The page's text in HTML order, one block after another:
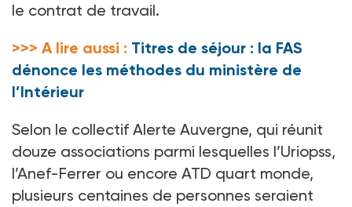
le contrat de travail.
>>> A lire aussi : Titres de séjour : la FAS
dénonce les méthodes du ministère de
l’Intérieur
Selon le collectif Alerte Auvergne, qui réunit
douze associations parmi lesquelles l’Uriopss,
l’Anef-Ferrer ou encore ATD quart monde,
plusieurs centaines de personnes seraient